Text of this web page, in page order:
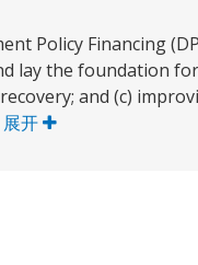
Policy Financing
lay the foundation
and (c)
展开